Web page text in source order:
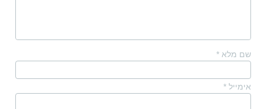
שם מלא *
אימייל *